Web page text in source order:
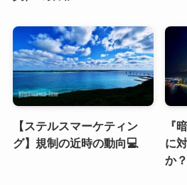
【ステルスマーケティン
グ】規制の近時の動向💻
『
に
か